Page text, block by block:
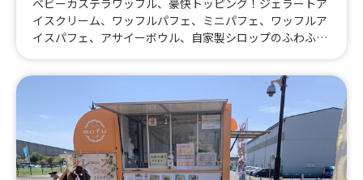
イスクリーム、ワッフルパフェ、ミニパフェ、ワッフルア
イスパフェ、アサイーボウル、自家製シロップのふわふわ
レンジジュース、アップルジュース、カルピス、ホットコ
ーヒー、アイスコーヒー、アイスティー、ビール、レモン
サワー、ハイボール